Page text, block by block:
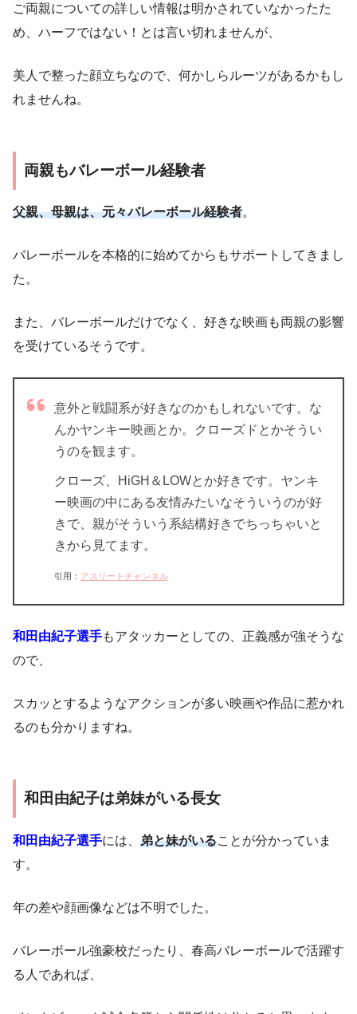
ご両親についての詳しい情報は明かされていなかったた
め、ハーフではない！とは言い切れませんが、
美人で整った顔立ちなので、何かしらルーツがあるかもし
れませんね。
両親もバレーボール経験者
父親、母親は、元々バレーボール経験者。
バレーボールを本格的に始めてからもサポートしてきまし
た。
また、バレーボールだけでなく、好きな映画も両親の影響
を受けているそうです。
意外と戦闘系が好きなのかもしれないです。な
んかヤンキー映画とか。クローズドとかそうい
うのを観ます。
クローズ、HiGH＆LOWとか好きです。ヤンキ
ー映画の中にある友情みたいなそういうのが好
きで、親がそういう系結構好きでちっちゃいと
きから見てます。
引用： アスリートチャンネル
和田由紀子選手もアタッカーとしての、正義感が強そうな
ので、
スカッとするようなアクションが多い映画や作品に惹かれ
るのも分かりますね。
和田由紀子は弟妹がいる長女
和田由紀子選手には、 弟と妹がいることが分かっていま
す。
年の差や顔画像などは不明でした。
バレーボール強豪校だったり、春高バレーボールで活躍す
る人であれば、